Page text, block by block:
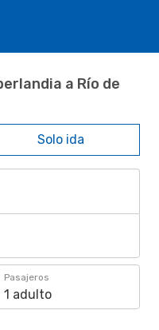
a Río de
Solo ida
Pasajeros
1 adulto